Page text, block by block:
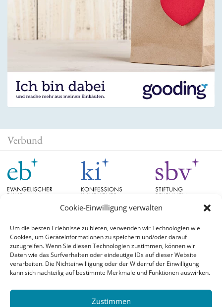
Cookie-Einwilligung verwalten
Um die besten Erlebnisse zu bieten, verwenden wir Technologien wie
Cookies, um Geräteinformationen zu speichern und/oder darauf
zuzugreifen. Wenn Sie diesen Technologien zustimmen, können wir
Daten wie das Surfverhalten oder eindeutige IDs auf dieser Website
verarbeiten. Die Nichteinwilligung oder der Widerruf der Einwilligung
kann sich nachteilig auf bestimmte Merkmale und Funktionen auswirken.
Zustimmen
Verbund
Schlagwörter
#aufgetischt Christian Schad Diskussion EB Bayern EB Hessen Evangelische
konfessionskundliches Institut